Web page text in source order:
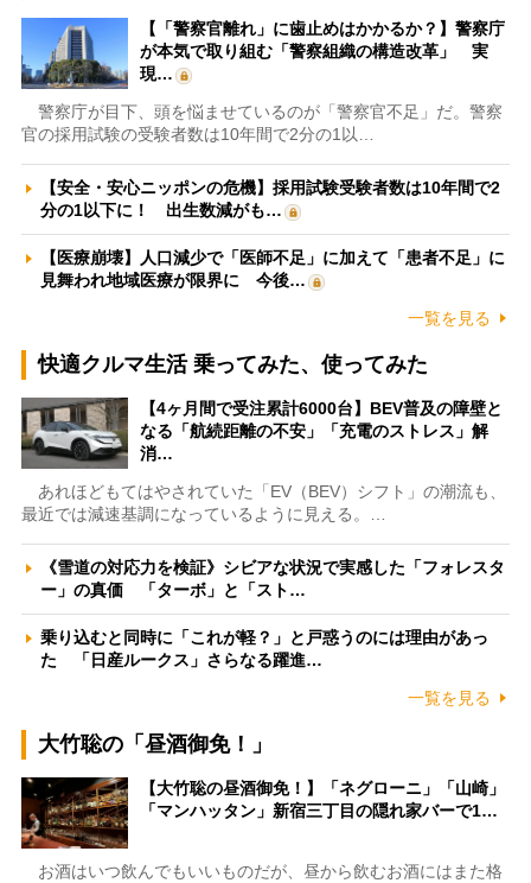
【「警察官離れ」に歯止めはかかるか？】警察庁
が本気で取り組む「警察組織の構造改革」 実
現…
警察庁が目下、頭を悩ませているのが「警察官不足」だ。警察
官の採用試験の受験者数は10年間で2分の1以…
【安全・安心ニッポンの危機】採用試験受験者数は10年間で2
分の1以下に！ 出生数減がも…
【医療崩壊】人口減少で「医師不足」に加えて「患者不足」に
見舞われ地域医療が限界に 今後…
一覧を見る
快適クルマ生活 乗ってみた、使ってみた
【4ヶ月間で受注累計6000台】BEV普及の障壁と
なる「航続距離の不安」「充電のストレス」解
消…
あれほどもてはやされていた「EV（BEV）シフト」の潮流も、
最近では減速基調になっているように見える。…
《雪道の対応力を検証》シビアな状況で実感した「フォレスタ
ー」の真価 「ターボ」と「スト…
乗り込むと同時に「これが軽？」と戸惑うのには理由があっ
た 「日産ルークス」さらなる躍進…
一覧を見る
大竹聡の「昼酒御免！」
【大竹聡の昼酒御免！】「ネグローニ」「山崎」
「マンハッタン」新宿三丁目の隠れ家バーで1…
お酒はいつ飲んでもいいものだが、昼から飲むお酒にはまた格